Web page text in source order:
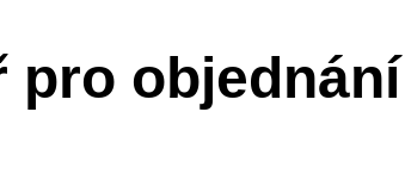
pro objednání